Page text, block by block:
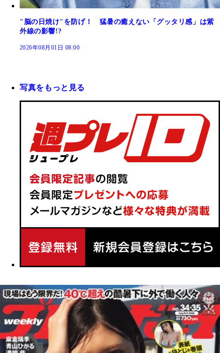
"脳の日焼け"を防げ！ 猛暑の癒えない「グッタリ感」は紫
外線の影響!?
2026年08月01日 08:00
写真をもっと見る